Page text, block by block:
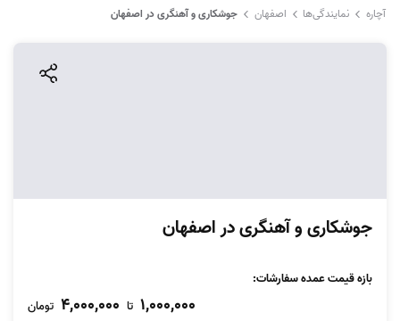
آچاره نمایندگی‌ها اصفهان جوشکاری و آهنگری در اصفهان
جوشکاری و آهنگری در اصفهان
بازه قیمت عمده سفارشات:
1,000,000 تا 4,000,000 تومان